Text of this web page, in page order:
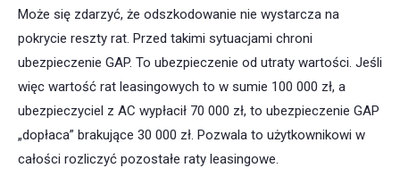
Może się zdarzyć, że odszkodowanie nie wystarcza na
pokrycie reszty rat. Przed takimi sytuacjami chroni
ubezpieczenie GAP. To ubezpieczenie od utraty wartości. Jeśli
więc wartość rat leasingowych to w sumie 100 000 zł, a
ubezpieczyciel z AC wypłacił 70 000 zł, to ubezpieczenie GAP
„dopłaca” brakujące 30 000 zł. Pozwala to użytkownikowi w
całości rozliczyć pozostałe raty leasingowe.